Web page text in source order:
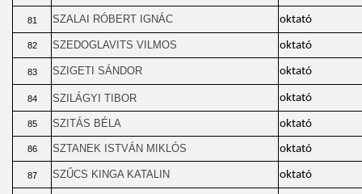
81 SZALAI RÓBERT IGNÁC oktató
82 SZEDOGLAVITS VILMOS oktató
83 SZIGETI SÁNDOR oktató
84 SZILÁGYI TIBOR oktató
85 SZITÁS BÉLA oktató
86 SZTANEK ISTVÁN MIKLÓS oktató
87 SZŰCS KINGA KATALIN oktató